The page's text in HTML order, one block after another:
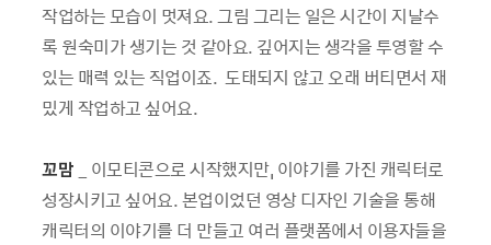
작업하는 모습이 멋져요. 그림 그리는 일은 시간이 지날수
록 원숙미가 생기는 것 같아요. 깊어지는 생각을 투영할 수
있는 매력 있는 직업이죠. 도태되지 않고 오래 버티면서 재
밌게 작업하고 싶어요.
꼬맘 _ 이모티콘으로 시작했지만, 이야기를 가진 캐릭터로
성장시키고 싶어요. 본업이었던 영상 디자인 기술을 통해
캐릭터의 이야기를 더 만들고 여러 플랫폼에서 이용자들을